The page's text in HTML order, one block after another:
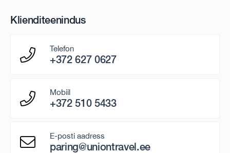
Klienditeenindus
Telefon
+372 627 0627
Mobiil
+372 510 5433
E-posti aadress
paring@uniontravel.ee